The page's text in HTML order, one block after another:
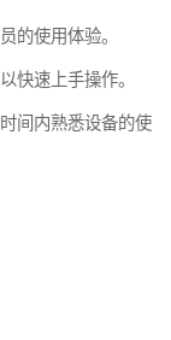
的使用体验。
快速上手操作。
间内熟悉设备的使